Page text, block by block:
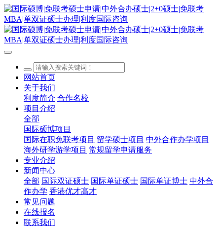
网站首页
关于我们
利度简介 合作名校
项目介绍
全部
国际硕博项目
国际在职免联考项目 留学硕士项目 中外合作办学项目
海外研学游学项目 常规留学申请服务
专业介绍
新闻中心
全部 国际双证硕士 国际单证硕士 国际单证博士 中外合
作办学 香港优才高才
常见问题
在线报名
联系我们